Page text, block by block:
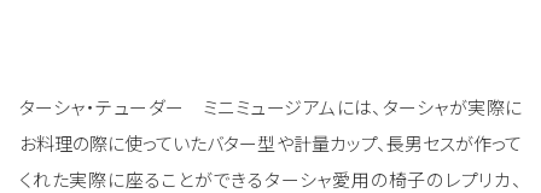
ターシャ・テューダー ミニミュージアムには、ターシャが実際に
お料理の際に使っていたバター型や計量カップ、長男セスが作って
くれた実際に座ることができるターシャ愛用の椅子のレプリカ、